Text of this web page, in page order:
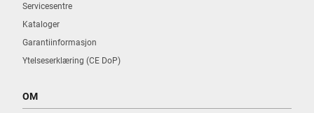
Servicesentre
Kataloger
Garantiinformasjon
Ytelseserklæring (CE DoP)
OM